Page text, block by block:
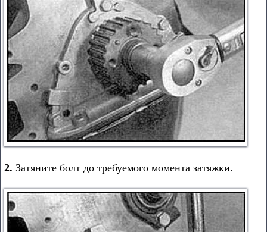
2. Затяните болт до требуемого момента затяжки.